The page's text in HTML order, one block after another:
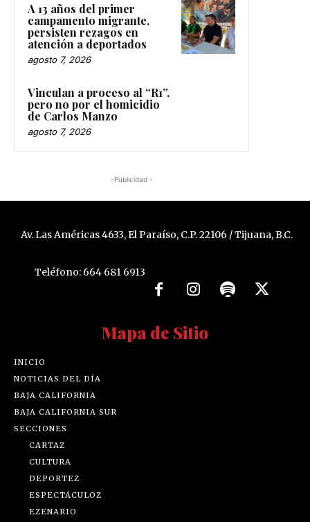
A 13 años del primer
campamento migrante,
persisten rezagos en
atención a deportados
agosto 7, 2026
Vinculan a proceso al “R1”,
pero no por el homicidio
de Carlos Manzo
agosto 7, 2026
-Publicidad -
Av. Las Américas 4633, El Paraíso, C.P. 22106 / Tijuana, B.C.
Teléfono: 664 681 6913
Mapa de Sitio
INICIO
NOTICIAS DEL DÍA
BAJA CALIFORNIA
BAJA CALIFORNIA SUR
SECCIONES
CARTAZ
CULTURA
DEPORTEZ
ESPECTÁCULOZ
EZENARIO